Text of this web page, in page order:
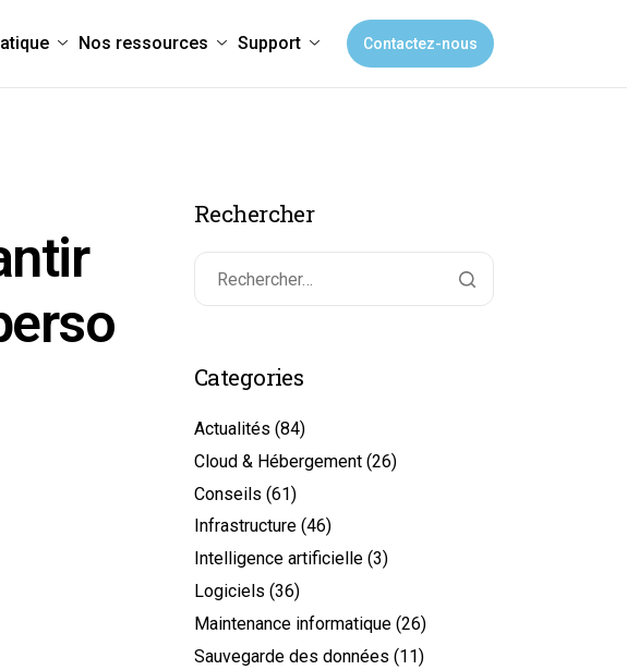
Nos ressources Support Contactez-nous
Rechercher
Categories
Actualités (84)
Cloud & Hébergement (26)
Conseils (61)
Infrastructure (46)
Intelligence artificielle (3)
Logiciels (36)
Maintenance informatique (26)
Sauvegarde des données (11)